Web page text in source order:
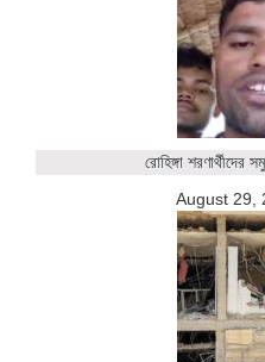
রোহিঙ্গা শরণার্থীদের
August 29,